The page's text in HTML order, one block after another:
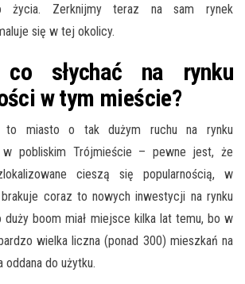
życia. Zerknijmy teraz na sam rynek
się w tej okolicy.
słychać na rynku
w tym mieście?
miasto o tak dużym ruchu na rynku
w pobliskim Trójmieście – pewne jest, że
cieszą się popularnością, w
coraz to nowych inwestycji na rynku
duży boom miał miejsce kilka lat temu, bo w
wielka liczna (ponad 300) mieszkań na
oddana do użytku.